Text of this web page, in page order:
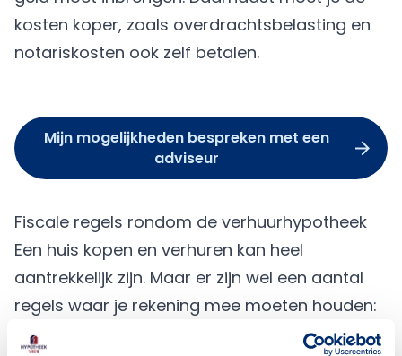
kosten koper, zoals overdrachtsbelasting en
notariskosten ook zelf betalen.
Mijn mogelijkheden bespreken met een
adviseur
Fiscale regels rondom de verhuurhypotheek
Een huis kopen en verhuren kan heel
aantrekkelijk zijn. Maar er zijn wel een aantal
regels waar je rekening mee moeten houden:
Hypotheekrenteaftrek